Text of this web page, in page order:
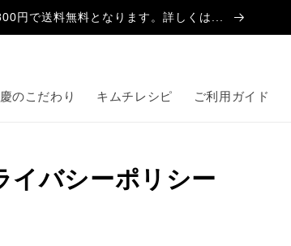
円で送料無料となります。詳しくは...
慶のこだわり キムチレシピ ご利用ガイド
イバシーポリシー